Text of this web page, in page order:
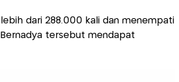
dari 288.000 kali dan menempati
tersebut mendapat